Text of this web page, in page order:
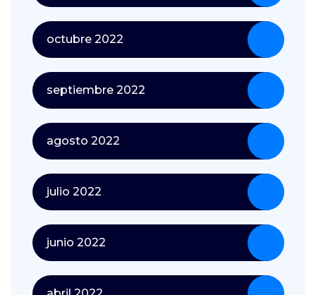
octubre 2022
septiembre 2022
agosto 2022
julio 2022
junio 2022